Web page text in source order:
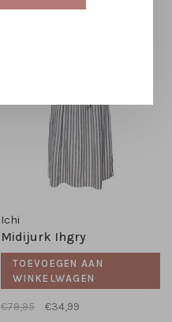
-56%
Ichi
Midijurk Ihgry
TOEVOEGEN AAN
WINKELWAGEN
€79,95
€34,99